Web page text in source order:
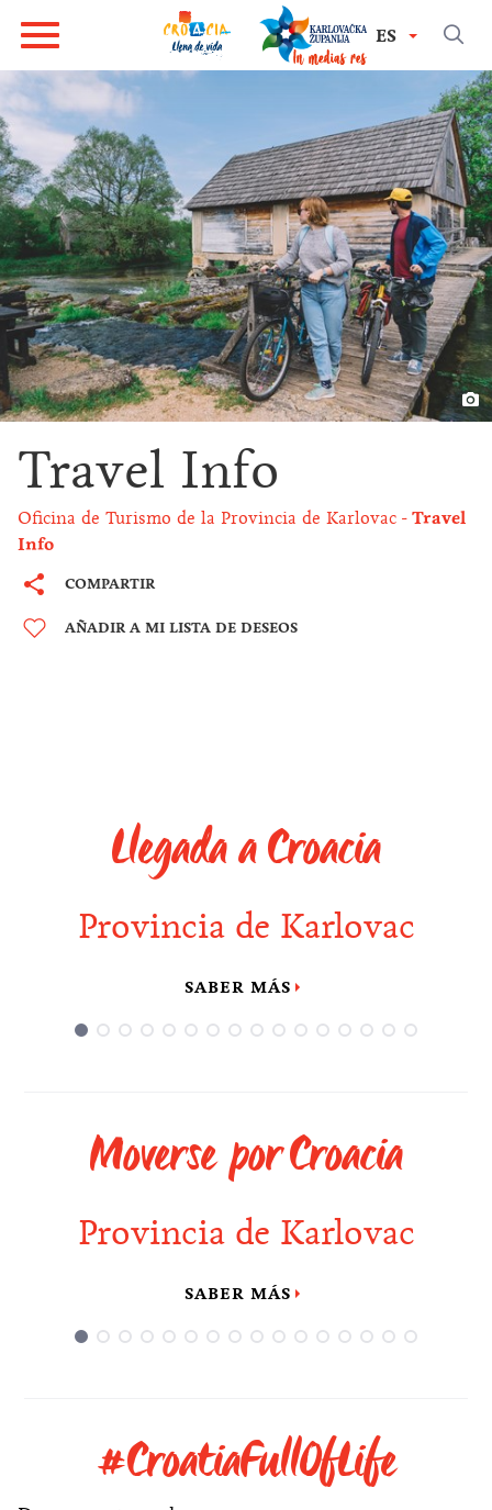
ES
Travel Info
Oficina de Turismo de la Provincia de Karlovac
Travel
Info
COMPARTIR
AÑADIR A MI LISTA DE DESEOS
Llegada a Croacia
Provincia de Karlovac
SABER MÁS
Moverse por Croacia
Provincia de Karlovac
SABER MÁS
#CroatiaFullOfLife